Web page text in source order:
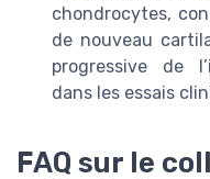
chondrocytes,
de nouveau
progressive de
dans les essais
FAQ sur le